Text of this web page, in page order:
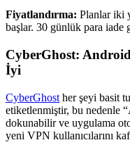
Fiyatlandırma: Planlar iki
başlar. 30 günlük para iade
CyberGhost:
İyi
CyberGhost her şeyi basit
etiketlenmiştir, bu nedenle
dokunabilir ve uygulama
yeni VPN kullanıcılarını